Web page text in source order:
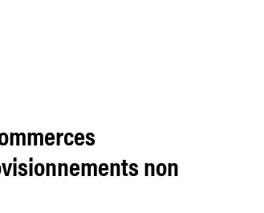
non